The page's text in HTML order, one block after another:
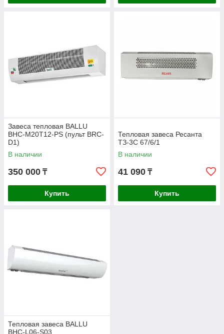
Завеса тепловая BALLU
BHC-M20T12-PS (пульт BRC-
D1)
В наличии
350 000 ₸
Купить
Тепловая завеса Ресанта
ТЗ-3С 67/6/1
В наличии
41 090 ₸
Купить
Тепловая завеса BALLU
BHC-L06-S03